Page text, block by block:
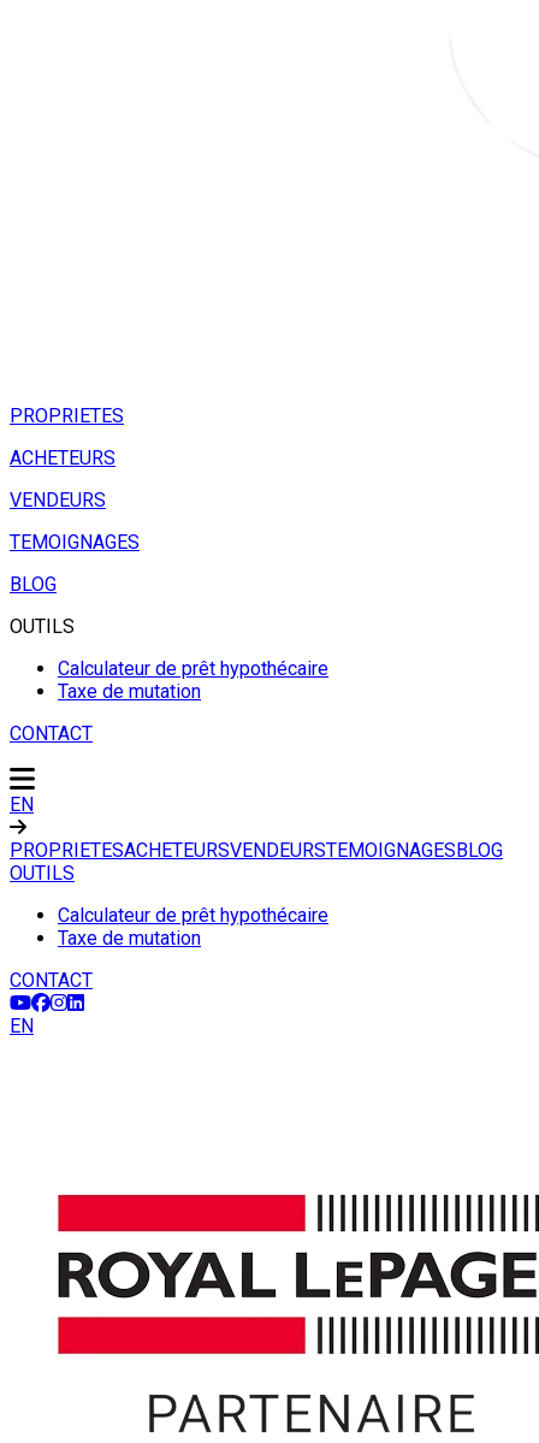
PROPRIETES
ACHETEURS
VENDEURS
TEMOIGNAGES
BLOG
OUTILS
Calculateur de prêt hypothécaire
Taxe de mutation
CONTACT
EN
PROPRIETESACHETEURSVENDEURSTEMOIGNAGESBLOG
OUTILS
Calculateur de prêt hypothécaire
Taxe de mutation
CONTACT
EN